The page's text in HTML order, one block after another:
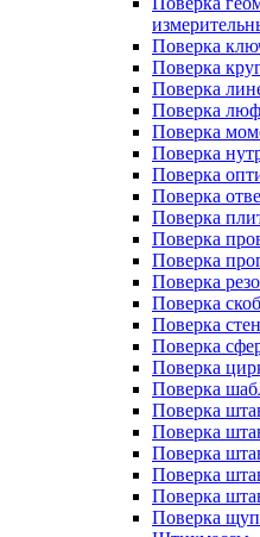
Поверка
Поверка
Поверка
Поверка
Поверка
Поверка
Поверка
Поверка
Поверка
Поверка
Поверка
Поверка
Поверка
Поверка
Поверка
Поверка
Поверка
Поверка
Поверка
Поверка
Поверка
Поверка
Поверка